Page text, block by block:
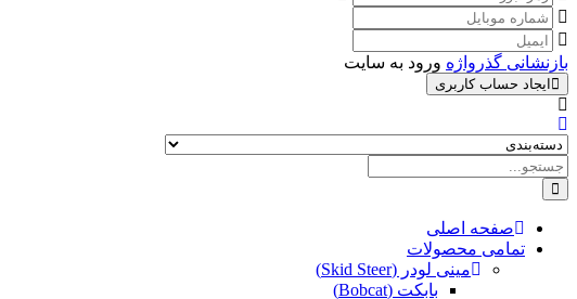
بازنشانی گذرواژه ورود به سایت
ایجاد حساب کاربری
صفحه اصلی
تمامی محصولات
مینی لودر (Skid Steer)
بابکت (Bobcat)